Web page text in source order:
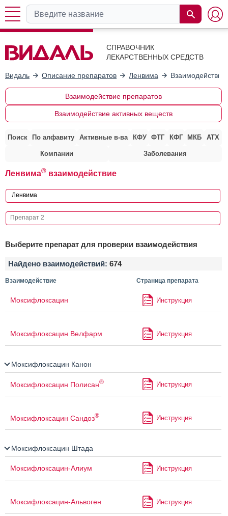
СПРАВОЧНИК
ЛЕКАРСТВЕННЫХ СРЕДСТВ
Видаль Описание препаратов Ленвима
Взаимодействие препаратов
Взаимодействие активных веществ
Поиск По алфавиту Активные в-ва КФУ ФТГ КФГ МКБ АТХ
Компании Заболевания
Ленвима® взаимодействие
Выберите препарат для проверки взаимодействия
Найдено взаимодействий: 674
Взаимодействие Страница препарата
Моксифлоксацин Инструкция
Моксифлоксацин Велфарм Инструкция
Моксифлоксацин Канон
Моксифлоксацин Полисан® Инструкция
Моксифлоксацин Сандоз® Инструкция
Моксифлоксацин Штада
Моксифлоксацин-Алиум Инструкция
Моксифлоксацин-Альвоген Инструкция